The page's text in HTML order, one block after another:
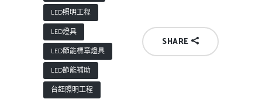
LED照明工程
LED燈具
LED節能標章燈具
LED節能補助
台鈺照明工程
SHARE